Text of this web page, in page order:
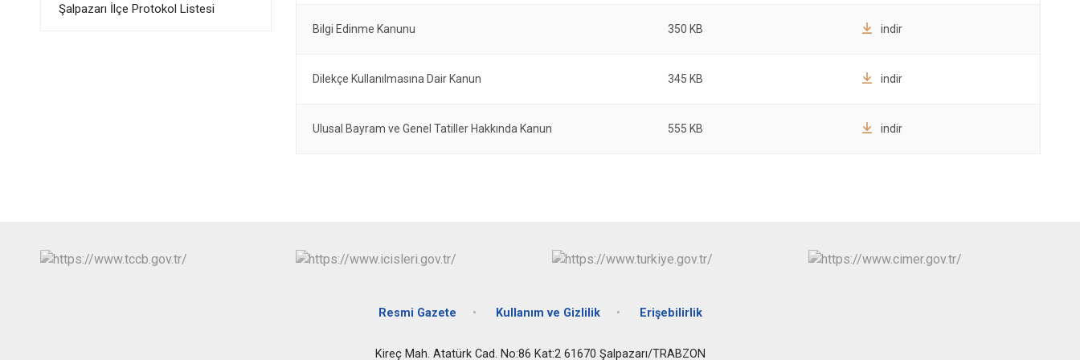
Dernekpazarı
Hayrat
Vakfıkebir
Ortahisar
Şalpazarı İlçe Protokol Listesi
Bilgi Edinme Kanunu 350 KB indir
Dilekçe Kullanılmasına Dair Kanun 345 KB indir
Ulusal Bayram ve Genel Tatiller Hakkında Kanun 555 KB indir
Resmi Gazete Kullanım ve Gizlilik Erişebilirlik
Kireç Mah. Atatürk Cad. No:86 Kat:2 61670 Şalpazarı/TRABZON